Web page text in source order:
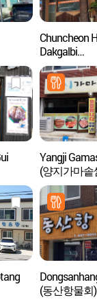
Chuncheon
Dakgalbi
(춘천후레
Yangji
(양지가마솥
(동산항물회)